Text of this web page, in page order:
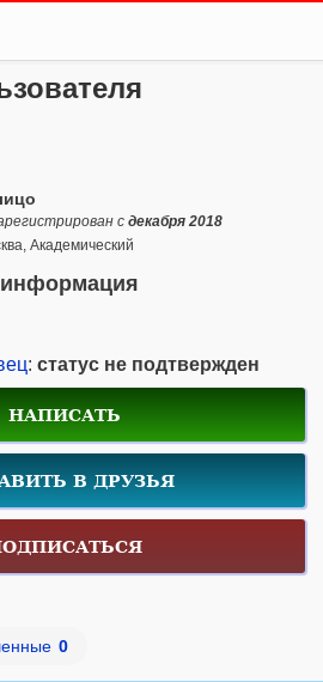
с декабря 2018
Академический
: статус не подтвержден
НАПИСАТЬ
В ДРУЗЬЯ
0